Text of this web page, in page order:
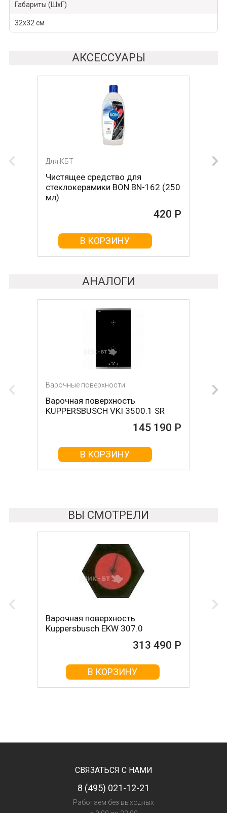
Габариты (ШхГ)
32х32 см
АКСЕССУАРЫ
Для КБТ
Чистящее средство для
стеклокерамики BON BN-162 (250
мл)
420 Р
В КОРЗИНУ
АНАЛОГИ
Варочные поверхности
Варочная поверхность
KUPPERSBUSCH VKI 3500.1 SR
145 190 Р
В КОРЗИНУ
ВЫ СМОТРЕЛИ
Варочная поверхность
Kuppersbusch EKW 307.0
313 490 Р
В КОРЗИНУ
СВЯЗАТЬСЯ С НАМИ
8 (495) 021-12-21
Работаем без выходных